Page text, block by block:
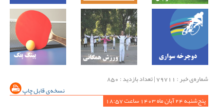
شماره‌ی خبر : ‌79711 | تعداد بازدید : 850
نسخه‌ی قابل چاپ
پنج‌شنبه 24 آبان ماه 1403 ساعت 18:57